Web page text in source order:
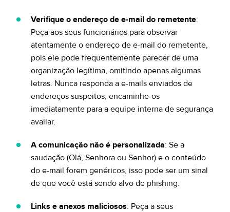
Verifique o endereço de e-mail do remetente:
Peça aos seus funcionários para observar
atentamente o endereço de e-mail do remetente,
pois ele pode frequentemente parecer de uma
organização legítima, omitindo apenas algumas
letras. Nunca responda a e-mails enviados de
endereços suspeitos; encaminhe-os
imediatamente para a equipe interna de segurança
avaliar.
A comunicação não é personalizada: Se a
saudação (Olá, Senhora ou Senhor) e o conteúdo
do e-mail forem genéricos, isso pode ser um sinal
de que você está sendo alvo de phishing.
Links e anexos maliciosos: Peça a seus